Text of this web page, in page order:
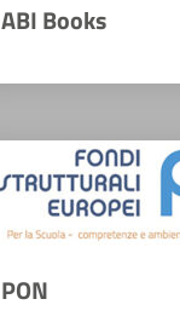
ABI Books
PON